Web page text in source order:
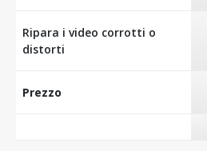
Ripara i video corrotti o
distorti
Prezzo